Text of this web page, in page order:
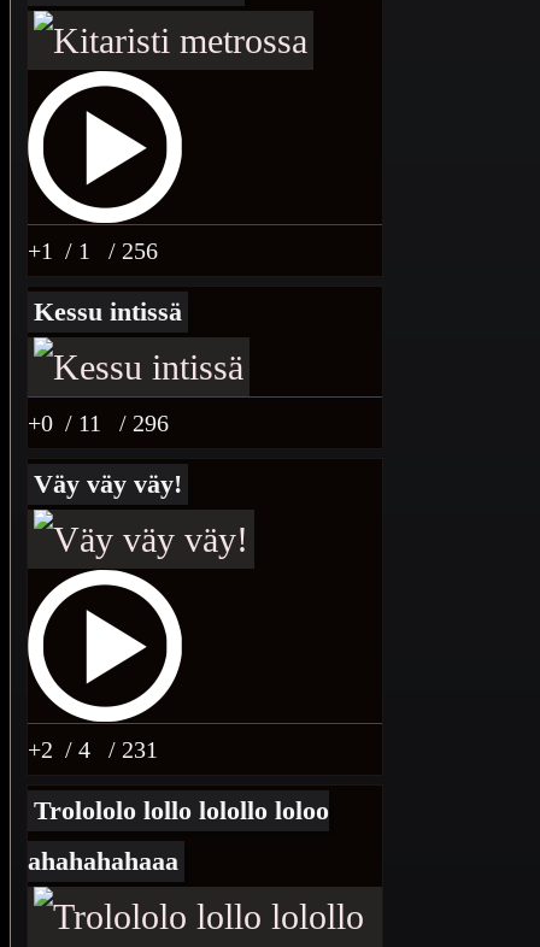
+1 / 1 / 256
Kessu intissä
+0 / 11 / 296
Väy väy väy!
+2 / 4 / 231
Trolololo lollo lolollo loloo
ahahahahaaa